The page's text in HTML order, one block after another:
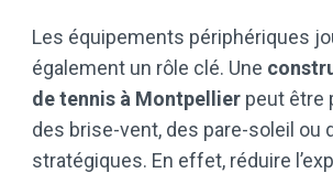
Les équipements périphériques
également un rôle clé. Une
de tennis à Montpellier peut être
des brise-vent, des pare-soleil ou
stratégiques. En effet, réduire